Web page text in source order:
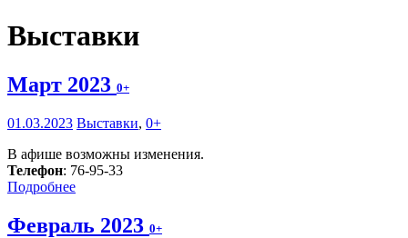
Выставки
Март 2023 0+
01.03.2023 Выставки, 0+
В афише возможны изменения.
Телефон: 76-95-33
Подробнее
Февраль 2023 0+